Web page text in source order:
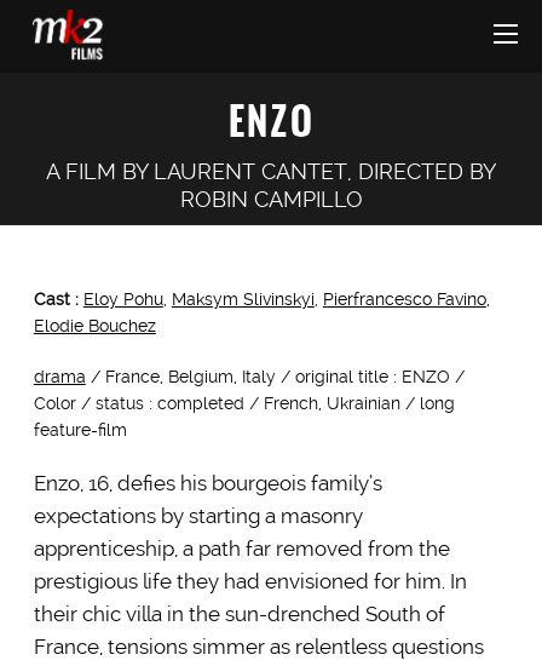
ENZO
A FILM BY LAURENT CANTET, DIRECTED BY
ROBIN CAMPILLO
Cast : Eloy Pohu, Maksym Slivinskyi Pierfrancesco Favino,
Elodie Bouchez
drama / France, Belgium, Italy / original title : ENZO /
Color / status : completed / French, Ukrainian / long
feature-film
Enzo, 16, defies his bourgeois family’s
expectations by starting a masonry
apprenticeship, a path far removed from the
prestigious life they had envisioned for him. In
their chic villa in the sun-drenched South of
France, tensions simmer as relentless questions